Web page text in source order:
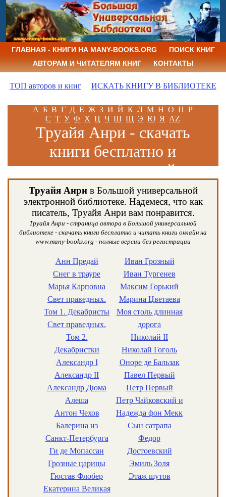
ГЛАВНАЯ - КНИГИ НА MANY-BOOKS.ORG
ПОИСК КНИГ
АВТОРАМ И ЧИТАТЕЛЯМ КНИГ
КОНТАКТЫ
ТОП авторов и книг ИСКАТЬ КНИГУ В БИБЛИОТЕКЕ
А Б В Г Д Е Ж З И Й К Л М Н О П Р
С Т У Ф Х Ц Ч Ш Щ Э Ю Я AZ
Труайя Анри - скачать
книги бесплатно и
читать книги онлайн
Труайя Анрив Большой универсальной
электронной библиотеке. Надемеся, что как
писатель, Труайя Анри вам понравится.
Труайя Анри - страница автора в Большой универсальной
библиотеке - скачать книги бесплатно и читать книги онлайн на
www.many-books.org - полные версии без регистрации
Анн Предай
Снег в трауре
Марья Карповна
Свет праведных.
Том 1. Декабристы
Свет праведных.
Том 2.
Декабристки
Александр I
Александр II
Александр Дюма
Алеша
Антон Чехов
Балерина из
Санкт-Петербурга
Ги де Мопассан
Грозные царицы
Гюстав Флобер
Екатерина Великая
Иван Грозный
Иван Тургенев
Максим Горький
Марина Цветаева
Моя столь длинная
дорога
Николай II
Николай Гоголь
Оноре де Бальзак
Павел Первый
Петр Первый
Петр Чайковский и
Надежда фон Мекк
Сын сатрапа
Федор
Достоевский
Эмиль Золя
Этаж шутов